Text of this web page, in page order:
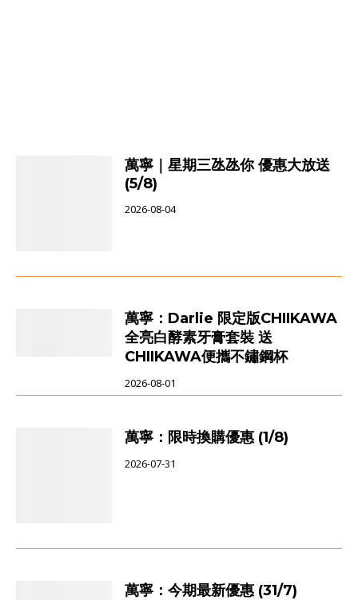
萬寧｜星期三氹氹你 優惠大放送
(5/8)
2026-08-04
萬寧：Darlie 限定版CHIIKAWA
全亮白酵素牙膏套裝 送
CHIIKAWA便攜不鏽鋼杯
2026-08-01
萬寧：限時換購優惠 (1/8)
2026-07-31
萬寧：今期最新優惠 (31/7)